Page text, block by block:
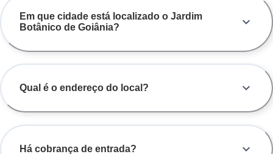
Em que cidade está localizado o Jardim
Botânico de Goiânia?
Qual é o endereço do local?
Há cobrança de entrada?